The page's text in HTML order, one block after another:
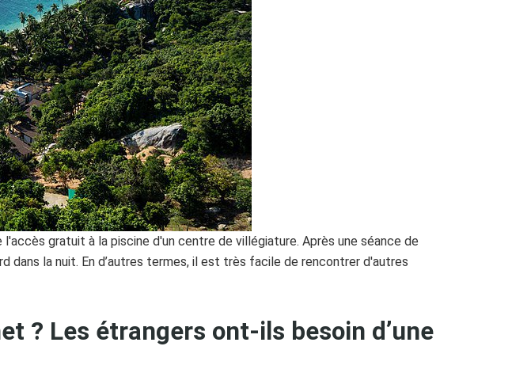
gratuit à la piscine d'un centre de villégiature. Après une séance de
la nuit. En d’autres termes, il est très facile de rencontrer d'autres
? Les étrangers ont-ils besoin d’une